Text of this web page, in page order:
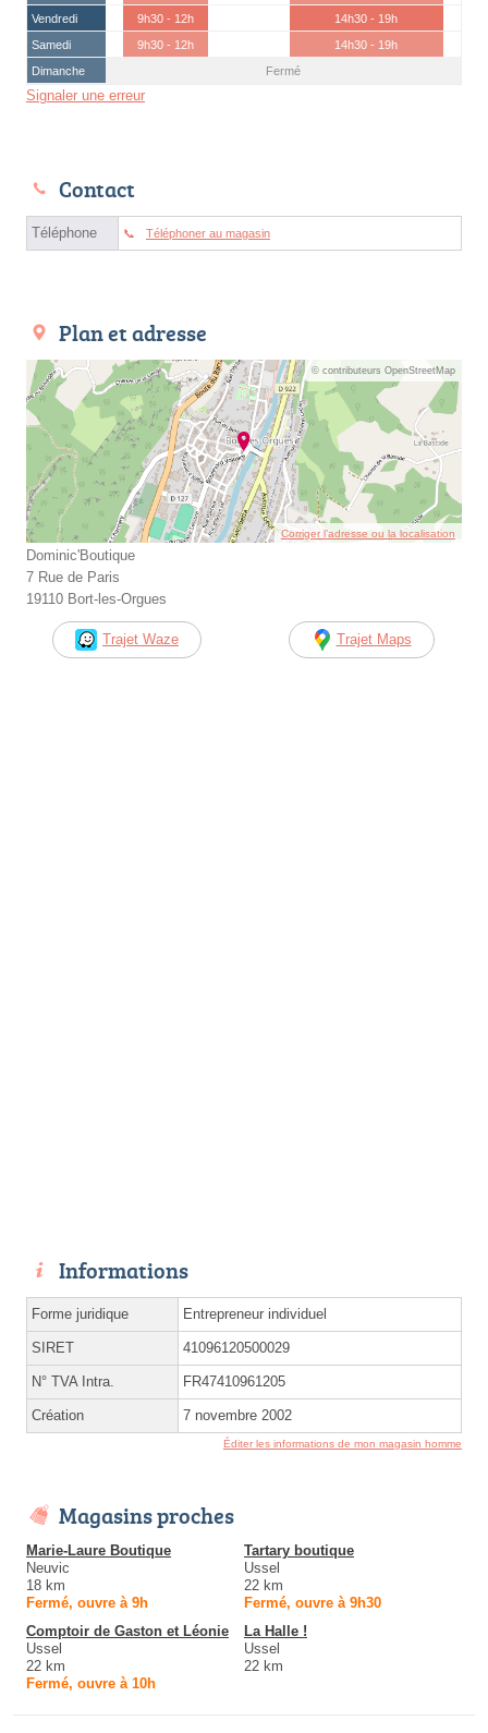
Vendredi
9h30 - 12h
14h30 - 19h
Samedi
9h30 - 12h
14h30 - 19h
Dimanche
Fermé
Signaler une erreur
Contact
Téléphone Téléphoner au magasin
Plan et adresse
© contributeurs OpenStreetMap
Corriger l’adresse ou la localisation
Dominic'Boutique
7 Rue de Paris
19110 Bort-les-Orgues
Trajet Waze Trajet Maps
Informations
Forme juridique Entrepreneur individuel
SIRET 41096120500029
N° TVA Intra. FR47410961205
Création 7 novembre 2002
Éditer les informations de mon magasin homme
Magasins proches
Marie-Laure Boutique
Neuvic
18 km
Fermé, ouvre à 9h
Tartary boutique
Ussel
22 km
Fermé, ouvre à 9h30
Comptoir de Gaston et Léonie
Ussel
22 km
Fermé, ouvre à 10h
La Halle !
Ussel
22 km